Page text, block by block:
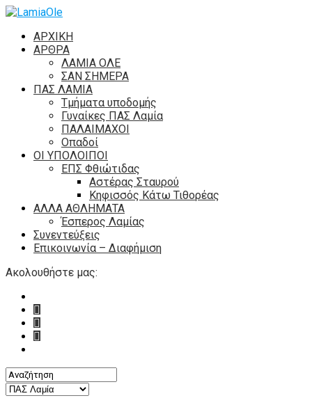
ΑΡΧΙΚΗ
ΑΡΘΡΑ
ΛΑΜΙΑ ΟΛΕ
ΣΑΝ ΣΗΜΕΡΑ
ΠΑΣ ΛΑΜΙΑ
Τμήματα υποδομής
Γυναίκες ΠΑΣ Λαμία
ΠΑΛΑΙΜΑΧΟΙ
Οπαδοί
ΟΙ ΥΠΟΛΟΙΠΟΙ
ΕΠΣ Φθιώτιδας
Αστέρας Σταυρού
Κηφισσός Κάτω Τιθορέας
ΑΛΛΑ ΑΘΛΗΜΑΤΑ
Έσπερος Λαμίας
Συνεντεύξεις
Επικοινωνία – Διαφήμιση
Ακολουθήστε μας: